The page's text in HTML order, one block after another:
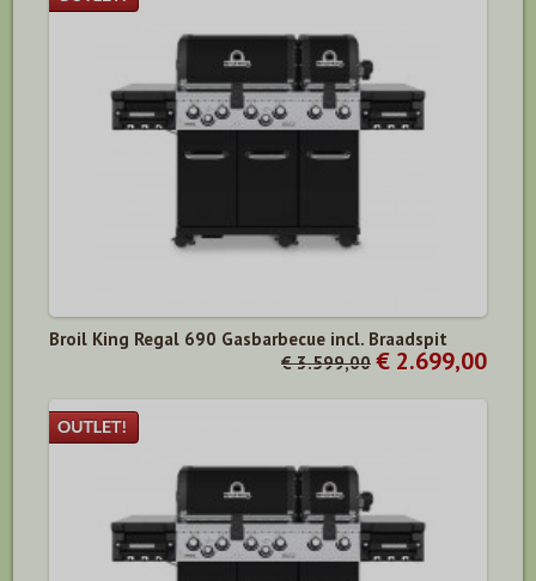
Broil King Regal 690 Gasbarbecue incl. Braadspit
€ 3.599,00 € 2.699,00